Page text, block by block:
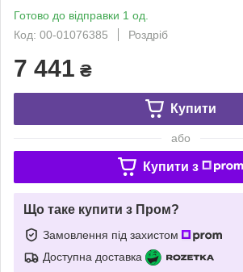
Готово до відправки 1 од.
Код: 00-01076385
Роздріб
7 441 ₴
Купити
або
Купити з
Що таке купити з Пром?
Замовлення під захистом
Доступна доставка